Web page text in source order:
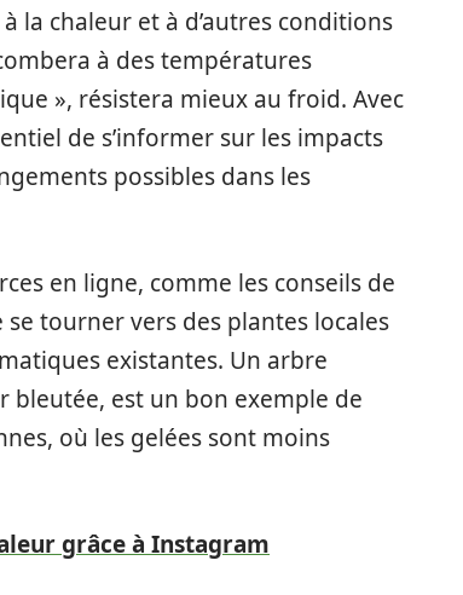
la chaleur et à d’autres conditions
à des températures
», résistera mieux au froid. Avec
de s’informer sur les impacts
possibles dans les
en ligne, comme les conseils de
tourner vers des plantes locales
existantes. Un arbre
bleutée, est un bon exemple de
où les gelées sont moins
grâce à Instagram